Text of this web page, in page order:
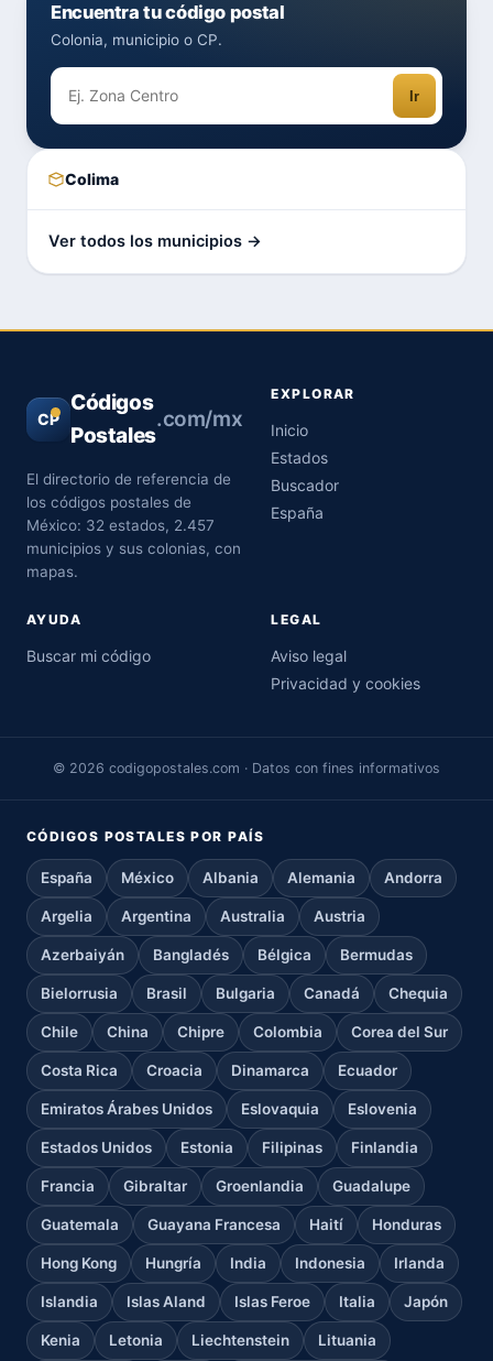
Encuentra tu código postal
Colonia, municipio o CP.
Ir
Colima
Ver todos los municipios →
CP
Códigos
Postales
.com/mx
El directorio de referencia de
los códigos postales de
México: 32 estados, 2.457
municipios y sus colonias, con
mapas.
EXPLORAR
Inicio
Estados
Buscador
España
AYUDA
Buscar mi código
LEGAL
Aviso legal
Privacidad y cookies
© 2026 codigopostales.com · Datos con fines informativos
CÓDIGOS POSTALES POR PAÍS
España México Albania Alemania Andorra
Argelia Argentina Australia Austria
Azerbaiyán Bangladés Bélgica Bermudas
Bielorrusia Brasil Bulgaria Canadá Chequia
Chile China Chipre Colombia Corea del Sur
Costa Rica Croacia Dinamarca Ecuador
Emiratos Árabes Unidos Eslovaquia Eslovenia
Estados Unidos Estonia Filipinas Finlandia
Francia Gibraltar Groenlandia Guadalupe
Guatemala Guayana Francesa Haití Honduras
Hong Kong Hungría India Indonesia Irlanda
Islandia Islas Aland Islas Feroe Italia Japón
Kenia Letonia Liechtenstein Lituania